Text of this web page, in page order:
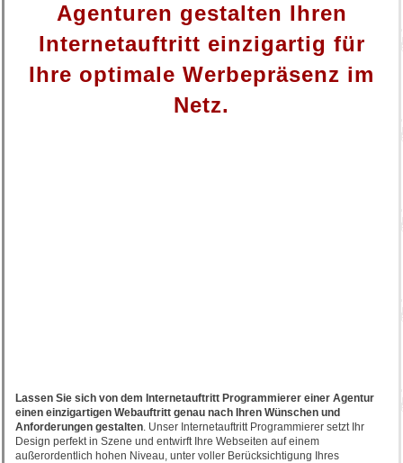
Agenturen gestalten Ihren
Internetauftritt einzigartig für
Ihre optimale Werbepräsenz im
Netz.
Lassen Sie sich von dem Internetauftritt Programmierer einer Agentur
einen einzigartigen Webauftritt genau nach Ihren Wünschen und
Anforderungen gestalten. Unser Internetauftritt Programmierer setzt Ihr
Design perfekt in Szene und entwirft Ihre Webseiten auf einem
außerordentlich hohen Niveau, unter voller Berücksichtigung Ihres